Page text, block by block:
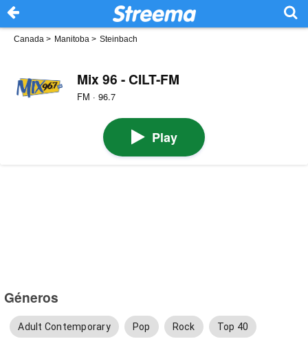
Canada > Manitoba > Steinbach
Mix 96 - CILT-FM
FM · 96.7
Play
Géneros
Adult Contemporary Pop Rock Top 40